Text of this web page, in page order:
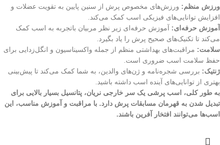
ورزش منظم: ورزش‌های مخصوص پرش از سنین پایین به تقویت عضلات و
افزایش توانایی‌های فیزیکی اسب کمک می‌کند.
آموزش حرفه‌ای: آموزش حرفه‌ای زیر نظر مربیان باتجربه به اسب کمک
می‌کند تا تکنیک‌های صحیح پرش را یاد بگیرد.
سلامت: مراقبت‌های بهداشتی منظم از جمله واکسیناسیون و انگل‌زدایی برای
حفظ سلامت اسب ضروری است.
ژنتیک: بررسی شجره‌نامه و ژن‌های والدین، به شما کمک می‌کند تا پیش‌بینی
بهتری از توانایی‌های آینده اسب داشته باشید.
به طور کلی، اسب پرشی یک سر خارجی نریان، پتانسیل بسیار بالایی برای
تبدیل شدن به قهرمان مسابقات پرش دارد. با مراقبت و آموزش مناسب، این
اسب‌ها می‌توانند افتخار آفرین باشند.